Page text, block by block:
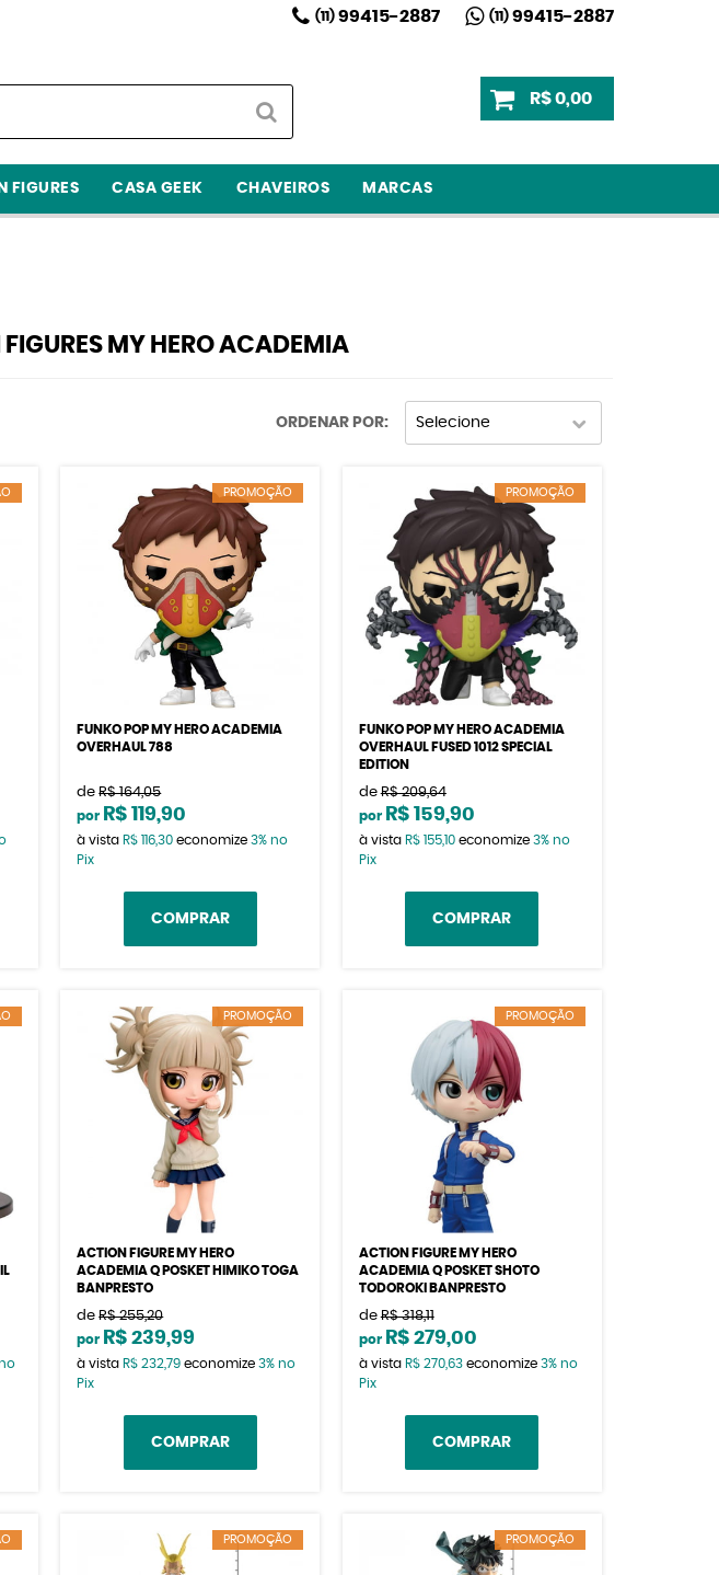
(11)99415-2887 (11)99415-2887
R$ 0,00
FIGURES CASA GEEK CHAVEIROS MARCAS
MY HERO ACADEMIA
ORDENAR POR Selecione
PROMOÇÃO
FUNKO POP MY HERO ACADEMIA
OVERHAUL 788
de R$ 164,05
por R$ 119,90
à vista R$ 116,30 economize3% no
Pix
COMPRAR
PROMOÇÃO
FUNKO POP MY HERO ACADEMIA
OVERHAUL FUSED 1012 SPECIAL
EDITION
de R$ 209,64
por R$ 159,90
à vista R$ 155,10economize 3% no
Pix
COMPRAR
PROMOÇÃO
ACTION FIGURE MY HERO
ACADEMIA Q POSKET HIMIKO TOGA
BANPRESTO
de R$ 255,20
por R$ 239,99
à vista R$ 232,79 economize3% no
Pix
COMPRAR
PROMOÇÃO
ACTION FIGURE MY HERO
ACADEMIA Q POSKET SHOTO
TODOROKI BANPRESTO
de R$ 318,11
por R$ 279,00
à vista R$ 270,63economize 3% no
Pix
COMPRAR
PROMOÇÃO PROMOÇÃO